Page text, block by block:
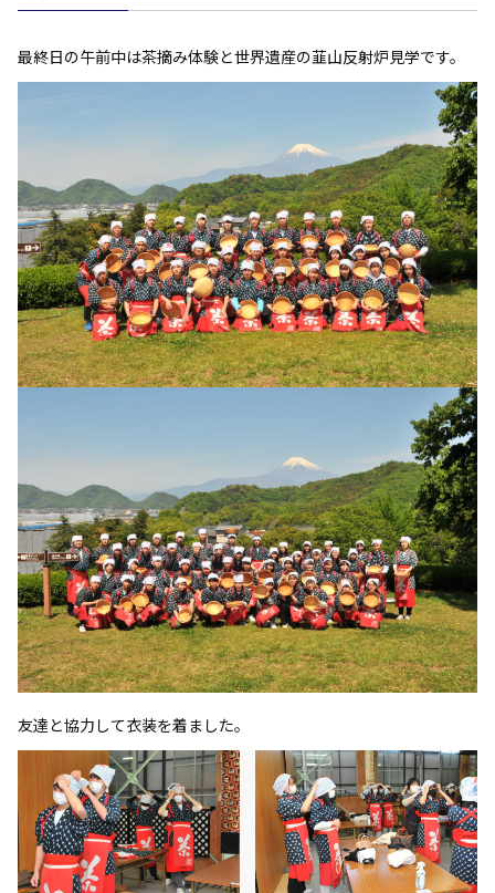
最終日の午前中は茶摘み体験と世界遺産の韮山反射炉見学です。
友達と協力して衣装を着ました。